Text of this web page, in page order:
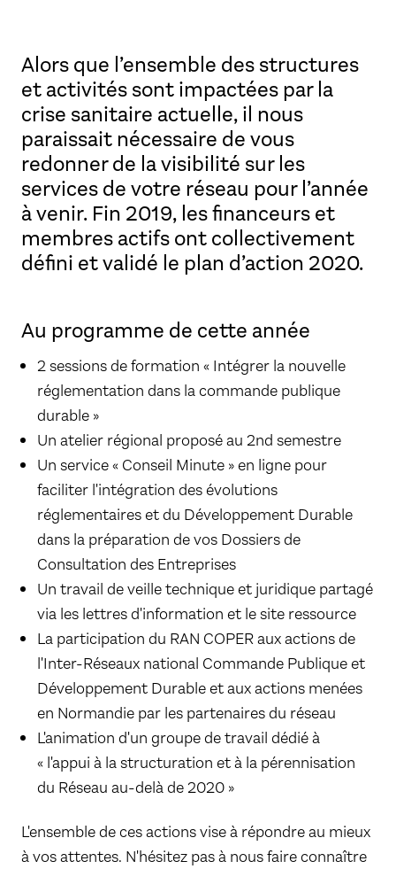
Alors que l’ensemble des structures
et activités sont impactées par la
crise sanitaire actuelle, il nous
paraissait nécessaire de vous
redonner de la visibilité sur les
services de votre réseau pour l’année
à venir. Fin 2019, les financeurs et
membres actifs ont collectivement
défini et validé le plan d’action 2020.
Au programme de cette année
2 sessions de formation « Intégrer la nouvelle
réglementation dans la commande publique
durable »
Un atelier régional proposé au 2nd semestre
Un service « Conseil Minute » en ligne pour
faciliter l'intégration des évolutions
réglementaires et du Développement Durable
dans la préparation de vos Dossiers de
Consultation des Entreprises
Un travail de veille technique et juridique partagé
via les lettres d'information et le site ressource
La participation du RAN COPER aux actions de
l'Inter-Réseaux national Commande Publique et
Développement Durable et aux actions menées
en Normandie par les partenaires du réseau
L'animation d'un groupe de travail dédié à
« l'appui à la structuration et à la pérennisation
du Réseau au-delà de 2020 »
​L'ensemble de ces actions vise à répondre au mieux
à vos attentes. N'hésitez pas à nous faire connaître